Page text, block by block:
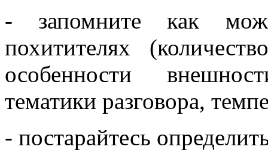
- запомните как
похитителях
особенности
тематики разговора,
- постарайтесь